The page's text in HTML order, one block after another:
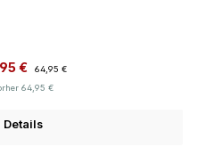
€ Regulärer Preis:
64,95 €
64,95 €
Details